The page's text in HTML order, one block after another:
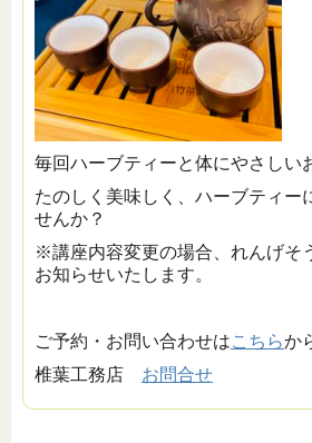
毎回ハーブティーと体にやさしい
たのしく美味しく、ハーブティー
せんか？
※講座内容変更の場合、れんげそ
お知らせいたします。
ご予約・お問い合わせはこちらか
椎葉工務店 お問合せ